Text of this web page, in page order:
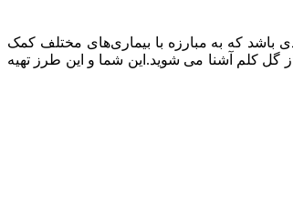
باشد که به مبارزه با بیماری‌های مختلف کمک
گل کلم آشنا می شوید.این شما و این طرز تهیه